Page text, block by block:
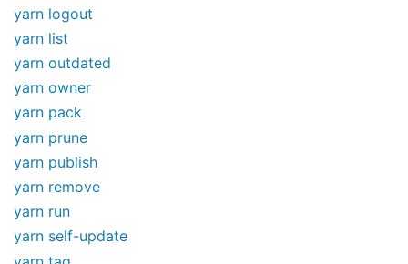
yarn logout
yarn list
yarn outdated
yarn owner
yarn pack
yarn prune
yarn publish
yarn remove
yarn run
yarn self-update